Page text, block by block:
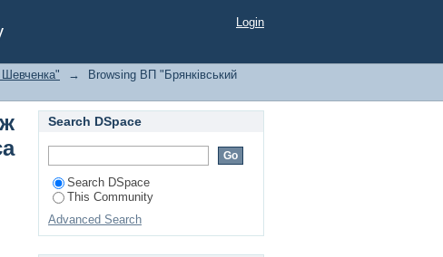
національного
Login
Шевченка" →
Browsing ВП "Брянківський
Search DSpace
Search DSpace
This Community
Advanced Search